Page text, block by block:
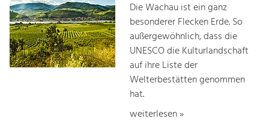
Soziales, Bildung &
Identität
Gleichberechtigung, Jugend und
Integration
Mobilität & Energie
Klimawandel, öffentlicher Verkehr und
Die Wachau ist ein ganz
besonderer Flecken Erde. So
außergewöhnlich, dass die
UNESCO die Kulturlandschaft
auf ihre Liste der
Welterbestätten genommen
hat.
weiterlesen »